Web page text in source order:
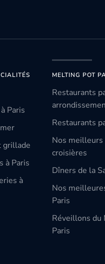
Paris
grillade
à Paris
à
MELTING POT
Restaurants
Restaurants
Nos
croisières
Dîners de la
Nos
Paris
Réveillons du
Paris